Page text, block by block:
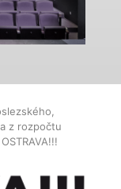
z rozpočtu